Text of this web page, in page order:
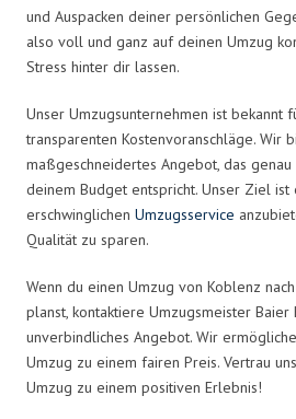
und Auspacken deiner persönlichen
also voll und ganz auf deinen Umzug
Stress hinter dir lassen.
Unser Umzugsunternehmen ist bekannt
transparenten Kostenvoranschläge. Wir
maßgeschneidertes Angebot, das
deinem Budget entspricht. Unser Ziel ist
erschwinglichen Umzugsservice
Qualität zu sparen.
Wenn du einen Umzug von Koblenz
planst, kontaktiere Umzugsmeister
unverbindliches Angebot. Wir
Umzug zu einem fairen Preis. Vertrau
Umzug zu einem positiven Erlebnis!